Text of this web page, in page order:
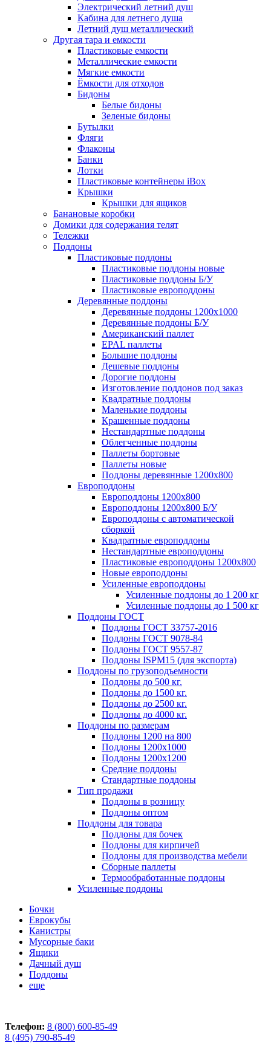
Электрический летний душ
Кабина для летнего душа
Летний душ металлический
Другая тара и емкости
Пластиковые емкости
Металлические емкости
Мягкие емкости
Ёмкости для отходов
Бидоны
Белые бидоны
Зеленые бидоны
Бутылки
Фляги
Флаконы
Банки
Лотки
Пластиковые контейнеры iBox
Крышки
Крышки для ящиков
Банановые коробки
Домики для содержания телят
Тележки
Поддоны
Пластиковые поддоны
Пластиковые поддоны новые
Пластиковые поддоны Б/У
Пластиковые европоддоны
Деревянные поддоны
Деревянные поддоны 1200х1000
Деревянные поддоны Б/У
Американский паллет
EPAL паллеты
Большие поддоны
Дешевые поддоны
Дорогие поддоны
Изготовление поддонов под заказ
Квадратные поддоны
Маленькие поддоны
Крашенные поддоны
Нестандартные поддоны
Облегченные поддоны
Паллеты бортовые
Паллеты новые
Поддоны деревянные 1200х800
Европоддоны
Европоддоны 1200х800
Европоддоны 1200х800 Б/У
Европоддоны с автоматической
сборкой
Квадратные европоддоны
Нестандартные европоддоны
Пластиковые европоддоны 1200х800
Новые европоддоны
Усиленные европоддоны
Усиленные поддоны до 1 200 кг
Усиленные поддоны до 1 500 кг
Поддоны ГОСТ
Поддоны ГОСТ 33757-2016
Поддоны ГОСТ 9078-84
Поддоны ГОСТ 9557-87
Поддоны ISPM15 (для экспорта)
Поддоны по грузоподъемности
Поддоны до 500 кг.
Поддоны до 1500 кг.
Поддоны до 2500 кг.
Поддоны до 4000 кг.
Поддоны по размерам
Поддоны 1200 на 800
Поддоны 1200х1000
Поддоны 1200х1200
Средние поддоны
Стандартные поддоны
Тип продажи
Поддоны в розницу
Поддоны оптом
Поддоны для товара
Поддоны для бочек
Поддоны для кирпичей
Поддоны для производства мебели
Сборные паллеты
Термообработанные поддоны
Усиленные поддоны
Бочки
Еврокубы
Канистры
Мусорные баки
Ящики
Дачный душ
Поддоны
еще
Телефон: 8 (800) 600-85-49
8 (495) 790-85-49